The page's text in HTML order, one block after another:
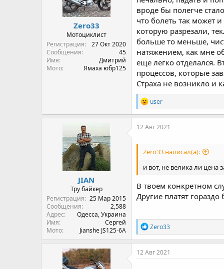
n
s
Zero33
Мотоциклист
Регистрация
27 Окт 2020
Сообщения
45
Имя
Дмитрий
Мото
Ямаха юбр125
вроде бы полегче
что болеть так может
которую разрезали,
больше то меньше,
натяжением, как мне
еще легко отделался.
процессов, которые
Страха не возникло и
R
e
a
c
n
s
:
user
JIAN
Тру байкер
Регистрация
25 Мар 2015
Сообщения
2,588
Адрес
Одесса, Украина
Имя
Сергей
Мото
Jianshe JS125-6A
12 Авг 2021
Zero33 написал(а):
и вот, не велика ли цена
В твоем конкретном
Другие платят гораздо
R
e
a
c
Zero33
12 Авг 2021